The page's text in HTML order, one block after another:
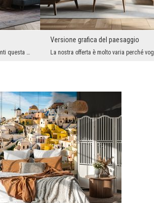
Quando fai una passeggiata nella foresta, senti questa energia proveniente dalla natura. L'aspett...
Versione grafica del paesaggio